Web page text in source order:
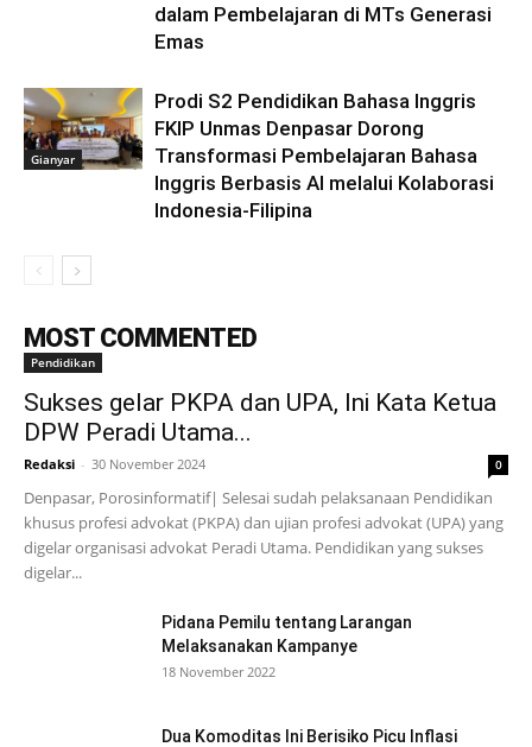
dalam Pembelajaran di MTs Generasi
Emas
Gianyar
Prodi S2 Pendidikan Bahasa Inggris
FKIP Unmas Denpasar Dorong
Transformasi Pembelajaran Bahasa
Inggris Berbasis AI melalui Kolaborasi
Indonesia-Filipina
MOST COMMENTED
Pendidikan
Sukses gelar PKPA dan UPA, Ini Kata Ketua
DPW Peradi Utama...
Redaksi - 30 November 2024 0
Denpasar, Porosinformatif| Selesai sudah pelaksanaan Pendidikan
khusus profesi advokat (PKPA) dan ujian profesi advokat (UPA) yang
digelar organisasi advokat Peradi Utama. Pendidikan yang sukses
digelar...
Pidana Pemilu tentang Larangan
Melaksanakan Kampanye
18 November 2022
Dua Komoditas Ini Berisiko Picu Inflasi